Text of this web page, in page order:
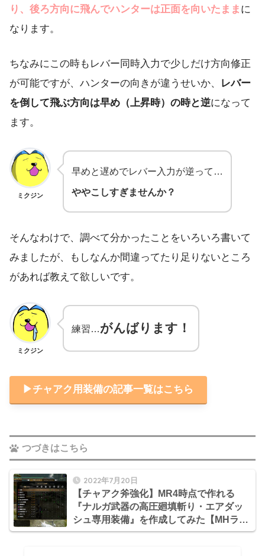
り、後ろ方向に飛んでハンターは正面を向いたまま に
なります。
ちなみにこの時もレバー同時入力で少しだけ方向修正
が可能ですが、ハンターの向きが違うせいか、 レバー
を倒して飛ぶ方向は早め（上昇時）の時と逆になって
ます。
ミクジン
早めと遅めでレバー入力が逆って…
ややこしすぎませんか？
そんなわけで、調べて分かったことをいろいろ書いて
みましたが、もしなんか間違ってたり足りないところ
があれば教えて欲しいです。
ミクジン
練習…がんばります！
▶︎チャアク用装備の記事一覧はこちら
つづきはこちら
2022年7月20日
【チャアク斧強化】MR4時点で作れる
『ナルガ武器の高圧廻填斬り・エアダッ
シュ専用装備』を作成してみた【MHライ
ズ：サンブレイク日記】